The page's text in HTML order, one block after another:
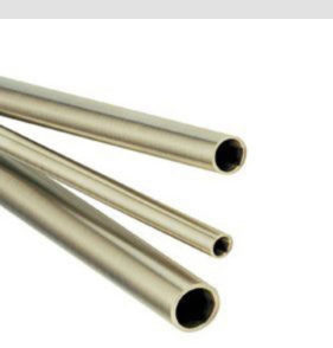
Passer
contenu